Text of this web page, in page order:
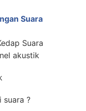
Suara
Suara
akustik
suara ?